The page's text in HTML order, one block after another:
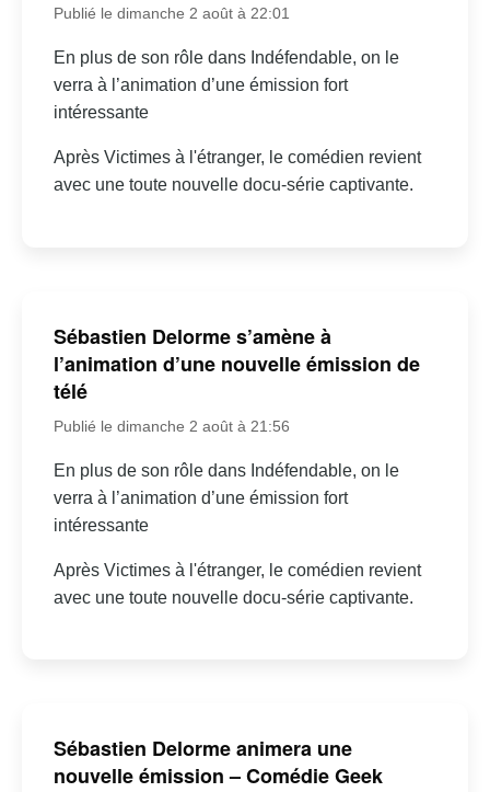
Publié le dimanche 2 août à 22:01
En plus de son rôle dans Indéfendable, on le
verra à l’animation d’une émission fort
intéressante
Après Victimes à l'étranger, le comédien revient
avec une toute nouvelle docu-série captivante.
Sébastien Delorme s’amène à
l’animation d’une nouvelle émission de
télé
Publié le dimanche 2 août à 21:56
En plus de son rôle dans Indéfendable, on le
verra à l’animation d’une émission fort
intéressante
Après Victimes à l'étranger, le comédien revient
avec une toute nouvelle docu-série captivante.
Sébastien Delorme animera une
nouvelle émission – Comédie Geek